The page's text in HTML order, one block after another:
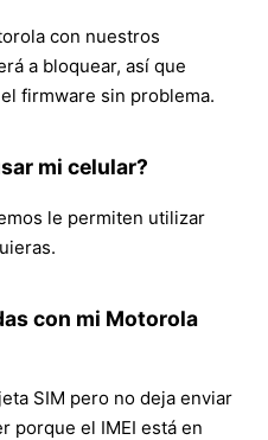
con nuestros
a bloquear, así que
firmware sin problema.
mi celular?
le permiten utilizar
con mi Motorola
SIM pero no deja enviar
porque el IMEI está en